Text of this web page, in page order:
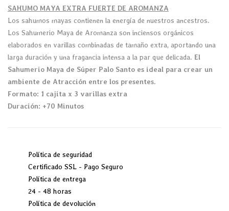
SAHUMO MAYA EXTRA FUERTE DE AROMANZA
Los sahumos mayas contienen la energía de nuestros ancestros.
Los Sahumerio Maya de Aromanza son inciensos orgánicos
elaborados en varillas combinadas de tamaño extra, aportando una
larga duración y una fragancia intensa a la par que delicada. El
Sahumerio Maya de Súper Palo Santo es ideal para crear un
ambiente de Atracción entre los presentes.
Formato: 1 cajita x 3 varillas extra
Duración: +70 Minutos
Política de seguridad
Certificado SSL - Pago Seguro
Política de entrega
24 - 48 horas
Política de devolución